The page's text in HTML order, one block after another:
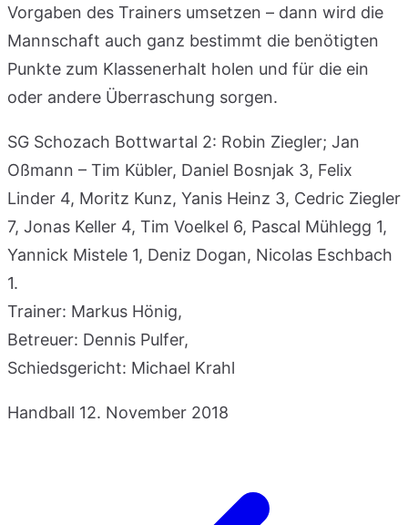
Vorgaben des Trainers umsetzen – dann wird die
Mannschaft auch ganz bestimmt die benötigten
Punkte zum Klassenerhalt holen und für die ein
oder andere Überraschung sorgen.
SG Schozach Bottwartal 2: Robin Ziegler; Jan
Oßmann – Tim Kübler, Daniel Bosnjak 3, Felix
Linder 4, Moritz Kunz, Yanis Heinz 3, Cedric Ziegler
7, Jonas Keller 4, Tim Voelkel 6, Pascal Mühlegg 1,
Yannick Mistele 1, Deniz Dogan, Nicolas Eschbach
1.
Trainer: Markus Hönig,
Betreuer: Dennis Pulfer,
Schiedsgericht: Michael Krahl
Handball 12. November 2018